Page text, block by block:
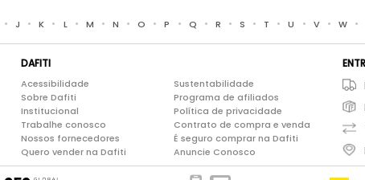
• J • K • L • M • N • O • P • Q • R • S • T • U • V • W •
DAFITI
Acessibilidade
Sobre Dafiti
Institucional
Trabalhe conosco
Nossos fornecedores
Quero vender na Dafiti
Sustentabilidade
Programa de afiliados
Política de privacidade
Contrato de compra e venda
É seguro comprar na Dafiti
Anuncie Conosco